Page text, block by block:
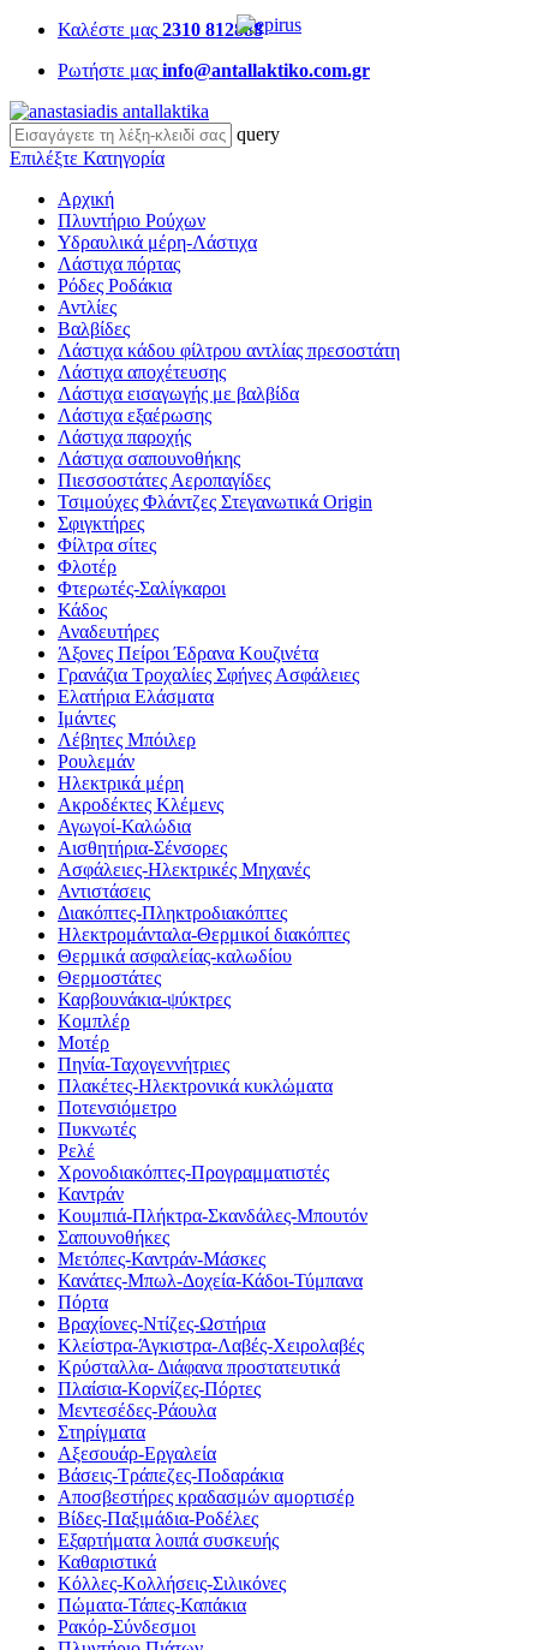
Καλέστε μας 2310 812888
Ρωτήστε μας info@antallaktiko.com.gr
query
Επιλέξτε Κατηγορία
Αρχική
Πλυντήριο Ρούχων
Υδραυλικά μέρη-Λάστιχα
Λάστιχα πόρτας
Ρόδες Ροδάκια
Αντλίες
Βαλβίδες
Λάστιχα κάδου φίλτρου αντλίας πρεσοστάτη
Λάστιχα αποχέτευσης
Λάστιχα εισαγωγής με βαλβίδα
Λάστιχα εξαέρωσης
Λάστιχα παροχής
Λάστιχα σαπουνοθήκης
Πιεσσοστάτες Αεροπαγίδες
Τσιμούχες Φλάντζες Στεγανωτικά Origin
Σφιγκτήρες
Φίλτρα σίτες
Φλοτέρ
Φτερωτές-Σαλίγκαροι
Κάδος
Αναδευτήρες
Άξονες Πείροι Έδρανα Κουζινέτα
Γρανάζια Τροχαλίες Σφήνες Ασφάλειες
Ελατήρια Ελάσματα
Ιμάντες
Λέβητες Μπόιλερ
Ρουλεμάν
Ηλεκτρικά μέρη
Ακροδέκτες Κλέμενς
Αγωγοί-Καλώδια
Αισθητήρια-Σένσορες
Ασφάλειες-Ηλεκτρικές Μηχανές
Αντιστάσεις
Διακόπτες-Πληκτροδιακόπτες
Ηλεκτρομάνταλα-Θερμικοί διακόπτες
Θερμικά ασφαλείας-καλωδίου
Θερμοστάτες
Καρβουνάκια-ψύκτρες
Κομπλέρ
Μοτέρ
Πηνία-Ταχογεννήτριες
Πλακέτες-Ηλεκτρονικά κυκλώματα
Ποτενσιόμετρο
Πυκνωτές
Ρελέ
Χρονοδιακόπτες-Προγραμματιστές
Καντράν
Κουμπιά-Πλήκτρα-Σκανδάλες-Μπουτόν
Σαπουνοθήκες
Μετόπες-Καντράν-Μάσκες
Κανάτες-Μπωλ-Δοχεία-Κάδοι-Τύμπανα
Πόρτα
Βραχίονες-Ντίζες-Ωστήρια
Κλείστρα-Άγκιστρα-Λαβές-Χειρολαβές
Κρύσταλλα- Διάφανα προστατευτικά
Πλαίσια-Κορνίζες-Πόρτες
Μεντεσέδες-Ράουλα
Στηρίγματα
Αξεσουάρ-Εργαλεία
Βάσεις-Τράπεζες-Ποδαράκια
Αποσβεστήρες κραδασμών αμορτισέρ
Βίδες-Παξιμάδια-Ροδέλες
Εξαρτήματα λοιπά συσκευής
Καθαριστικά
Κόλλες-Κολλήσεις-Σιλικόνες
Πώματα-Τάπες-Καπάκια
Ρακόρ-Σύνδεσμοι